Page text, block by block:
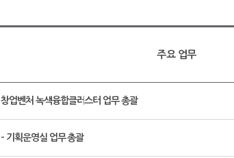
주요 업무
창업벤처 녹색융합클러스터 업무 총괄
- 기획운영실 업무 총괄